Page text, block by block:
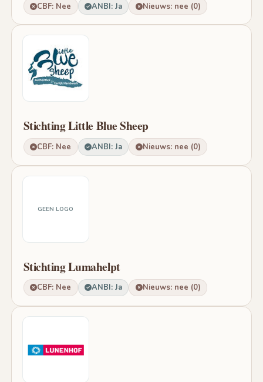
CBF: Nee ANBI: Ja Nieuws: nee (0)
Stichting Little Blue Sheep
CBF: Nee ANBI: Ja Nieuws: nee (0)
GEEN LOGO
Stichting Lumahelpt
CBF: Nee ANBI: Ja Nieuws: nee (0)